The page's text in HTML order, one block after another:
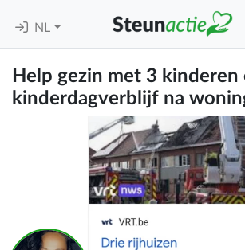
NL
Help gezin met 3 kinderen
kinderdagverblijf na